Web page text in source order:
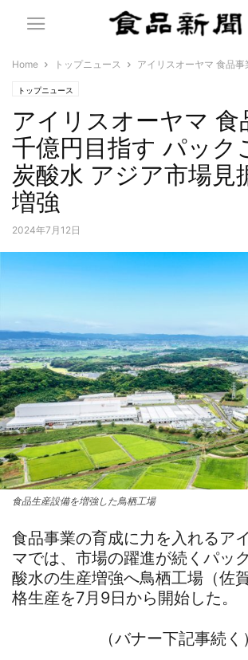
Home トップニュース アイリスオーヤマ 食品事
トップニュース
アイリスオーヤマ 食
千億円目指す パック
炭酸水 アジア市場見
増強
2024年7月12日
食品生産設備を増強した鳥栖工場
食品事業の育成に力を入れるア
マでは、市場の躍進が続くパッ
酸水の生産増強へ鳥栖工場（佐
格生産を7月9日から開始した。
（バナー下記事続く）